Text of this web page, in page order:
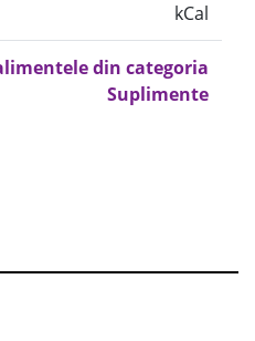
kCal
din categoria
Suplimente